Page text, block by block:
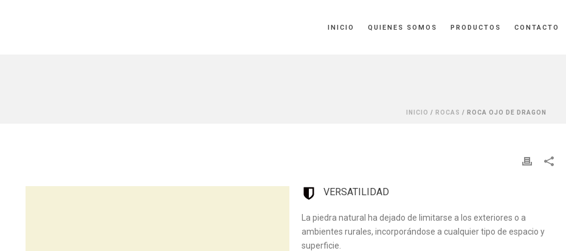
INICIO QUIENES SOMOS PRODUCTOS CONTACTO
INICIO / ROCAS / ROCA OJO DE DRAGON
VERSATILIDAD
La piedra natural ha dejado de limitarse a los exteriores o a
ambientes rurales, incorporándose a cualquier tipo de espacio y
superficie.